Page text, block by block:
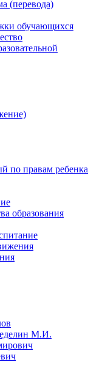
(перевода)
обучающихся
по правам ребенка
образования
М.И.